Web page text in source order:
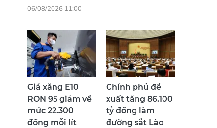
06/08/2026 11:00
Giá xăng E10
RON 95 giảm về
mức 22.300
đồng mỗi lít
Chính phủ đề
xuất tăng 86.100
tỷ đồng làm
đường sắt Lào